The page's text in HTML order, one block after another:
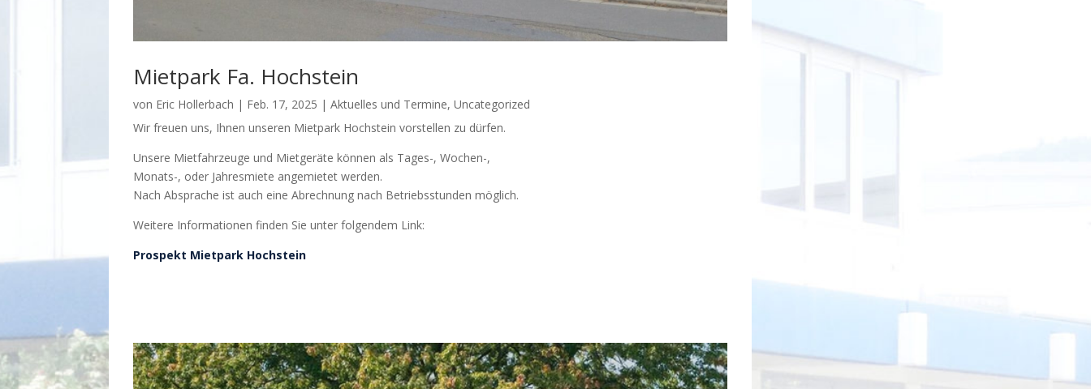
Mietpark Fa. Hochstein
von Eric Hollerbach | Feb. 17, 2025 |Aktuelles und Termine,Uncategorized
Wir freuen uns, Ihnen unseren Mietpark Hochstein vorstellen zu dürfen.
Unsere Mietfahrzeuge und Mietgeräte können als Tages-, Wochen-,
Monats-, oder Jahresmiete angemietet werden.
Nach Absprache ist auch eine Abrechnung nach Betriebsstunden möglich.
Weitere Informationen finden Sie unter folgendem Link:
Prospekt Mietpark Hochstein